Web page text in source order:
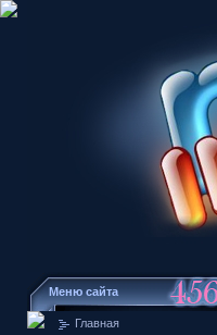
Меню сайта
Главная